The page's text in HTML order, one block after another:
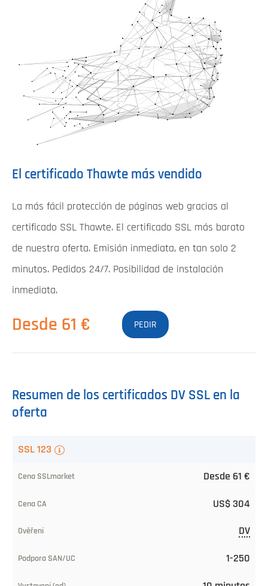
El certificado Thawte más vendido
La más fácil protección de páginas web gracias al
certificado SSL Thawte. El certificado SSL más barato
de nuestra oferta. Emisión inmediata, en tan solo 2
minutos. Pedidos 24/7. Posibilidad de instalación
inmediata.
Desde 61 € PEDIR
Resumen de los certificados DV SSL en la
oferta
Certificados
desde
Precio
SSL 123
Desde 61 €
US$ 304
DV
1-250